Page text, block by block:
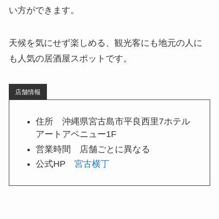
い方ができます。
天候を気にせず楽しめる、観光客にも地元の人に
も人気の居酒屋スポットです。
店舗情報
住所 沖縄県宮古島市平良西里7ホテル
アートアベニュー1F
営業時間 店舗ごとに異なる
公式HP 宮古横丁